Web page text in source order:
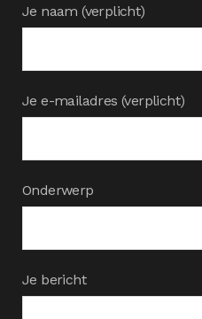
Je naam (verplicht)
Je e-mailadres (verplicht)
Onderwerp
Je bericht